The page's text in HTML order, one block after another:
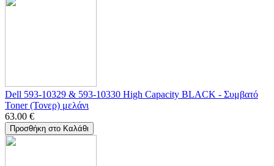
Dell 593-10329 & 593-10330 High Capacity BLACK - Συμβατό
Toner (Τονερ) μελάνι
63.00 €
Προσθήκη στο Καλάθι